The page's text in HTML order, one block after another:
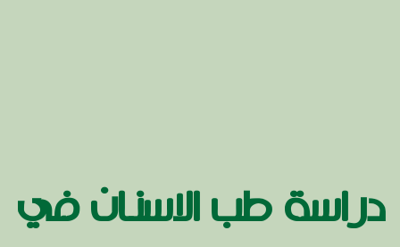
دراسة طب الاسنان في